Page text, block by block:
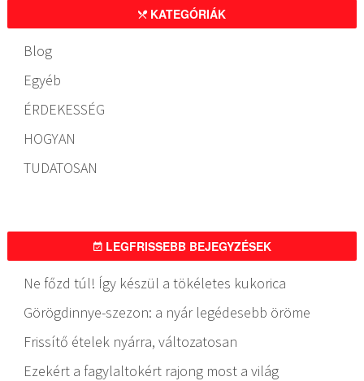
KATEGÓRIÁK
Blog
Egyéb
ÉRDEKESSÉG
HOGYAN
TUDATOSAN
LEGFRISSEBB BEJEGYZÉSEK
Ne főzd túl! Így készül a tökéletes kukorica
Görögdinnye-szezon: a nyár legédesebb öröme
Frissítő ételek nyárra, változatosan
Ezekért a fagylaltokért rajong most a világ